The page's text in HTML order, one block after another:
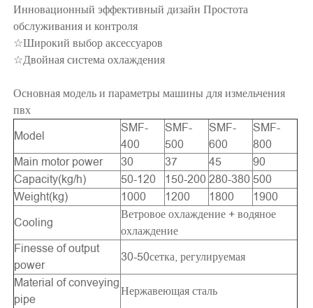
Инновационный эффективный дизайн Простота
обслуживания и контроля
☆Широкий выбор аксессуаров
☆Двойная система охлаждения
Основная модель и параметры машины для измельчения
пвх
Model
SMF-
400
SMF-
500
SMF-
600
SMF-
800
Main motor power
30 37 45
90
Capacity(kg/h)
50-120 150-200 280-380 500
Weight(kg)
1000 1200 1800
1900
Cooling
Ветровое охлаждение + водяное
охлаждение
Finesse of output
power
30-50сетка, регулируемая
Material of conveying
pipe
Нержавеющая сталь